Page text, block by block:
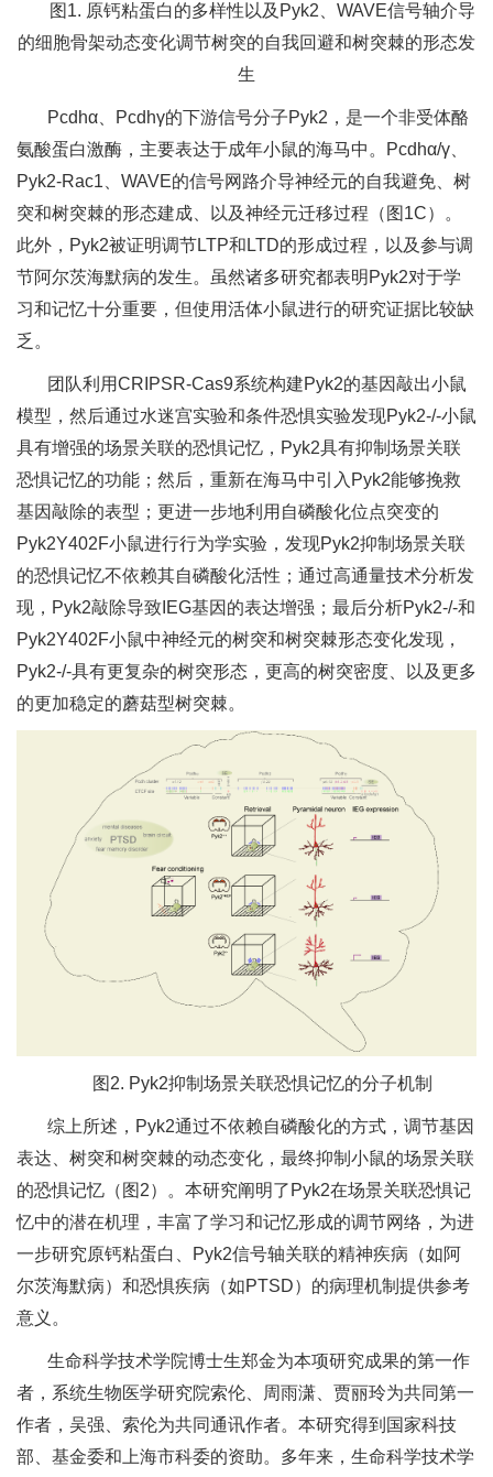
图1. 原钙粘蛋白的多样性以及Pyk2、WAVE信号轴介导
的细胞骨架动态变化调节树突的自我回避和树突棘的形态发
生
Pcdhα、Pcdhγ的下游信号分子Pyk2，是一个非受体酪
氨酸蛋白激酶，主要表达于成年小鼠的海马中。Pcdhα/γ、
Pyk2-Rac1、WAVE的信号网路介导神经元的自我避免、树
突和树突棘的形态建成、以及神经元迁移过程（图1C）。
此外，Pyk2被证明调节LTP和LTD的形成过程，以及参与调
节阿尔茨海默病的发生。虽然诸多研究都表明Pyk2对于学
习和记忆十分重要，但使用活体小鼠进行的研究证据比较缺
乏。
团队利用CRIPSR-Cas9系统构建Pyk2的基因敲出小鼠
模型，然后通过水迷宫实验和条件恐惧实验发现Pyk2-/-小鼠
具有增强的场景关联的恐惧记忆，Pyk2具有抑制场景关联
恐惧记忆的功能；然后，重新在海马中引入Pyk2能够挽救
基因敲除的表型；更进一步地利用自磷酸化位点突变的
Pyk2Y402F小鼠进行行为学实验，发现Pyk2抑制场景关联
的恐惧记忆不依赖其自磷酸化活性；通过高通量技术分析发
现，Pyk2敲除导致IEG基因的表达增强；最后分析Pyk2-/-和
Pyk2Y402F小鼠中神经元的树突和树突棘形态变化发现，
Pyk2-/-具有更复杂的树突形态，更高的树突密度、以及更多
的更加稳定的蘑菇型树突棘。
图2. Pyk2抑制场景关联恐惧记忆的分子机制
综上所述，Pyk2通过不依赖自磷酸化的方式，调节基因
表达、树突和树突棘的动态变化，最终抑制小鼠的场景关联
的恐惧记忆（图2）。本研究阐明了Pyk2在场景关联恐惧记
忆中的潜在机理，丰富了学习和记忆形成的调节网络，为进
一步研究原钙粘蛋白、Pyk2信号轴关联的精神疾病（如阿
尔茨海默病）和恐惧疾病（如PTSD）的病理机制提供参考
意义。
生命科学技术学院博士生郑金为本项研究成果的第一作
者，系统生物医学研究院索伦、周雨潇、贾丽玲为共同第一
作者，吴强、索伦为共同通讯作者。本研究得到国家科技
部、基金委和上海市科委的资助。多年来，生命科学技术学